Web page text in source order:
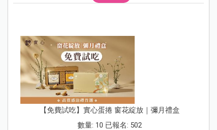
【免費試吃】實心蛋捲 窗花綻放｜彌月禮盒
數量: 10 已報名: 502